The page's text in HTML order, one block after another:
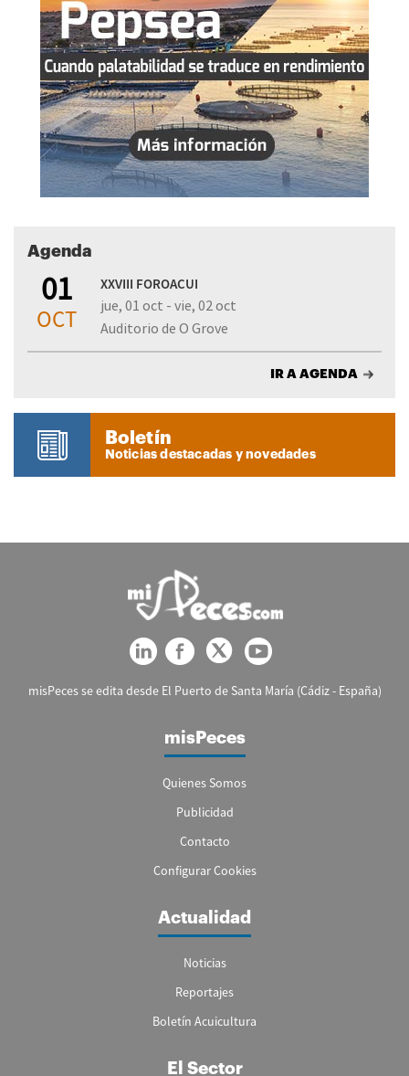
Agenda
01
OCT
XXVIII FOROACUI
jue, 01 oct - vie, 02 oct
Auditorio de O Grove
IR A AGENDA
Boletín
Noticias destacadas y novedades
misPeces se edita desde El Puerto de Santa María (Cádiz - España)
misPeces
Quienes Somos
Publicidad
Contacto
Configurar Cookies
Actualidad
Noticias
Reportajes
Boletín Acuicultura
El Sector